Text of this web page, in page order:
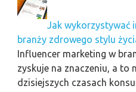
Jak wykorzystywać
branży zdrowego stylu
Influencer marketing w
zyskuje na znaczeniu, a to
dzisiejszych czasach